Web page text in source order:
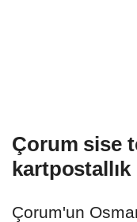
Çorum sise
kartpostallık
Çorum'un